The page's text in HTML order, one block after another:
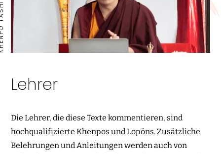
Lehrer
Die Lehrer, die diese Texte kommentieren, sind
hochqualifizierte Khenpos und Lopöns. Zusätzliche
Belehrungen und Anleitungen werden auch von